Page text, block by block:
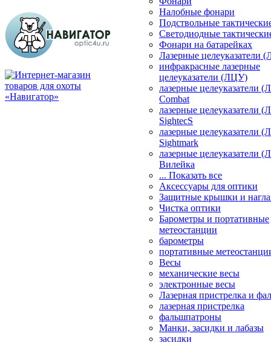
Налобные фонари
Подствольные
Светодиодные
Фонари на батарейках
Лазерные целеуказатели
инфракрасные лазерные
целеуказатели (ЛЦУ)
лазерные целеуказатели
Combat
лазерные целеуказатели
SightecS
лазерные целеуказатели
Sightmark
лазерные целеуказатели
Вилейка
... Показать все
Аксессуары для оптики
Защитные крышки и
Чистка оптики
Барометры и портативные
метеостанции
барометры
портативные
Весы
механические весы
электронные весы
Лазерная пристрелка и
лазерная пристрелка
фальшпатроны
Манки, засидки и лабазы
засидки